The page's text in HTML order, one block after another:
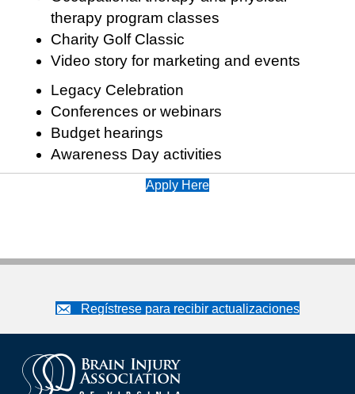
therapy program classes
Charity Golf Classic
Video story for marketing and events
Legacy Celebration
Conferences or webinars
Budget hearings
Awareness Day activities
Apply Here
Regístrese para recibir actualizaciones